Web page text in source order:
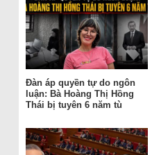
Đàn áp quyền tự do ngôn
luận: Bà Hoàng Thị Hồng
Thái bị tuyên 6 năm tù